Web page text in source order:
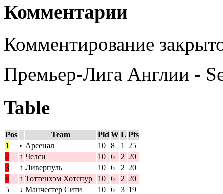
Комментарии
Комментирование
Премьер-Лига Англии -
Table
Pos Team Pld W L Pts
1
• Арсенал 10 8 1
25
2
↑ Челси 10 6 2 20
3
↑ Ливерпуль 10 6 2 20
4
↑ Тоттенхэм Хотспур 10 6 2 20
5
↓ Манчестер Сити 10 6 3 19